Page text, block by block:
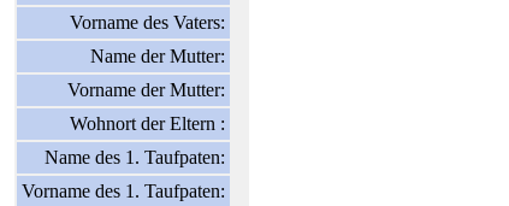
Vorname des Vaters:
Name der Mutter:
Vorname der Mutter:
Wohnort der Eltern :
Name des 1. Taufpaten:
Vorname des 1. Taufpaten: